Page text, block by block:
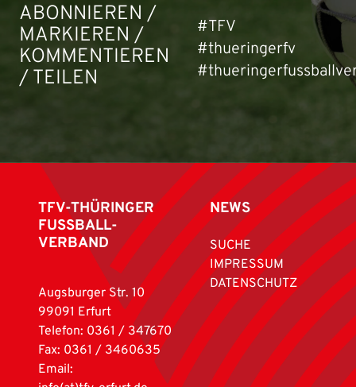
ABONNIEREN /
MARKIEREN /
KOMMENTIEREN
/ TEILEN
#TFV
#thueringerfv
TFV-THÜRINGER
FUSSBALL-
VERBAND
Augsburger Str. 10
99091 Erfurt
Telefon: 0361 / 347670
Fax: 0361 / 3460635
Email:
NEWS
SUCHE
IMPRESSUM
DATENSCHUTZ